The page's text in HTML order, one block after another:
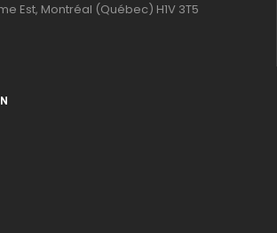
Est, Montréal (Québec) H1V 3T5